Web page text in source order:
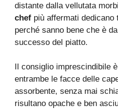
distante dalla vellutata
chef più affermati dedicano
perché sanno bene che è
successo del piatto.
Il consiglio imprescindibile
entrambe le facce delle
assorbente, senza mai
risultano opache e ben